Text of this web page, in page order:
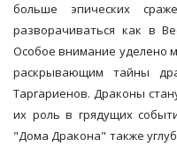
больше эпических
разворачиваться как в
Особое внимание уделено
раскрывающим тайны
Таргариенов. Драконы
их роль в грядущих
"Дома Дракона" также